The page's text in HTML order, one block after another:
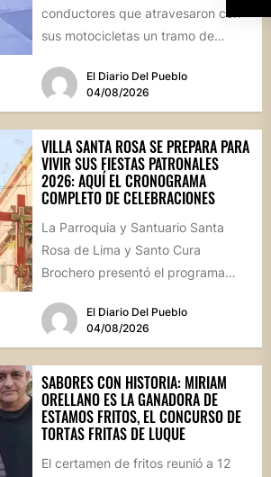
conductores que atravesaron con
sus motocicletas un tramo de
calle...
El Diario Del Pueblo
04/08/2026
VILLA SANTA ROSA SE PREPARA PARA
VIVIR SUS FIESTAS PATRONALES
2026: AQUÍ EL CRONOGRAMA
COMPLETO DE CELEBRACIONES
La Parroquia y Santuario Santa
Rosa de Lima y Santo Cura
Brochero presentó el programa
El Diario Del Pueblo
04/08/2026
SABORES CON HISTORIA: MIRIAM
ORELLANO ES LA GANADORA DE
ESTAMOS FRITOS, EL CONCURSO DE
TORTAS FRITAS DE LUQUE
El certamen de fritos reunió a 12